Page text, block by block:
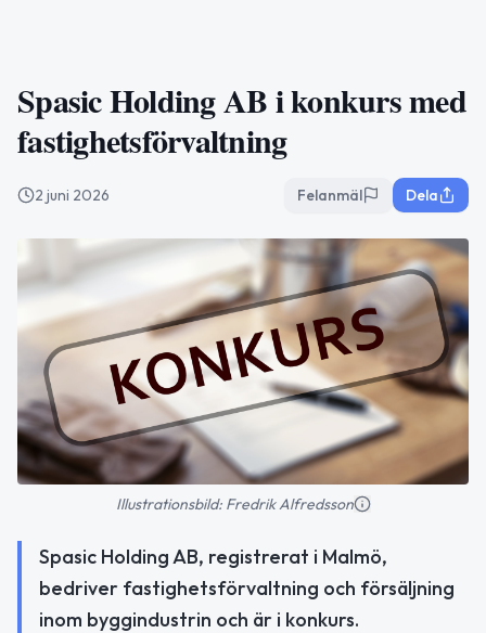
Spasic Holding AB i konkurs med
fastighetsförvaltning
2 juni 2026 Felanmäl Dela
Illustrationsbild: Fredrik Alfredsson
Spasic Holding AB, registrerat i Malmö,
bedriver fastighetsförvaltning och försäljning
inom byggindustrin och är i konkurs.